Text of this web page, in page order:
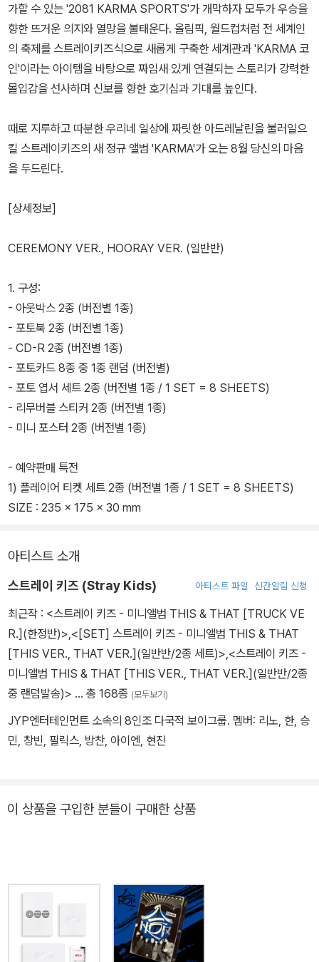
가할 수 있는 '2081 KARMA SPORTS'가 개막하자 모두가 우승을
향한 뜨거운 의지와 열망을 불태운다. 올림픽, 월드컵처럼 전 세계인
의 축제를 스트레이키즈식으로 새롭게 구축한 세계관과 'KARMA 코
인'이라는 아이템을 바탕으로 짜임새 있게 연결되는 스토리가 강력한
몰입감을 선사하며 신보를 향한 호기심과 기대를 높인다.
때로 지루하고 따분한 우리네 일상에 짜릿한 아드레날린을 불러일으
킬 스트레이키즈의 새 정규 앨범 'KARMA'가 오는 8월 당신의 마음
을 두드린다.
[상세정보]
CEREMONY VER., HOORAY VER. (일반반)
1. 구성:
- 아웃박스 2종 (버전별 1종)
- 포토북 2종 (버전별 1종)
- CD-R 2종 (버전별 1종)
- 포토카드 8종 중 1종 랜덤 (버전별)
- 포토 엽서 세트 2종 (버전별 1종 / 1 SET = 8 SHEETS)
- 리무버블 스티커 2종 (버전별 1종)
- 미니 포스터 2종 (버전별 1종)
- 예약판매 특전
1) 플레이어 티켓 세트 2종 (버전별 1종 / 1 SET = 8 SHEETS)
SIZE : 235 x 175 x 30 mm
아티스트 소개
스트레이 키즈 (Stray Kids) 아티스트 파일 신간알림 신청
최근작 : <스트레이 키즈 - 미니앨범 THIS & THAT [TRUCK VE
R.](한정반)> <[SET] 스트레이 키즈 - 미니앨범 THIS & THAT
[THIS VER., THAT VER.](일반반/2종 세트)> <스트레이 키즈 -
미니앨범 THIS & THAT [THIS VER., THAT VER.](일반반/2종
중 랜덤발송)> … 총 168종 (모두보기)
JYP엔터테인먼트 소속의 8인조 다국적 보이그룹. 멤버: 리노, 한, 승
민, 창빈, 필릭스, 방찬, 아이엔, 현진
이 상품을 구입한 분들이 구매한 상품